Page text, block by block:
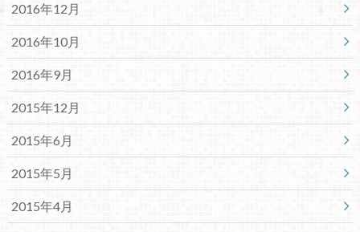
2016年12月
2016年10月
2016年9月
2015年12月
2015年6月
2015年5月
2015年4月